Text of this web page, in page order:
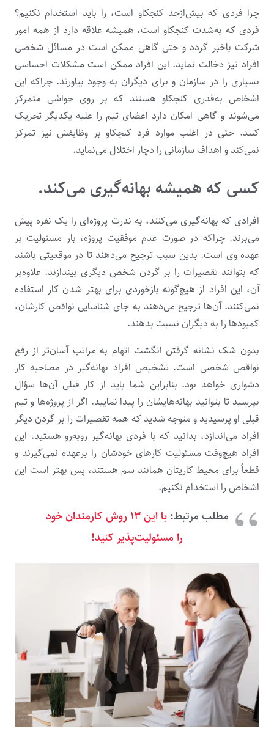
چرا فردی که بیش‌ازحد کنجکاو است، را باید استخدام نکنیم؟
فردی که به‌شدت کنجکاو است، همیشه علاقه دارد از همه امور
شرکت باخبر گردد و حتی گاهی ممکن است در مسائل شخصی
افراد نیز دخالت نماید. این افراد ممکن است مشکلات احساسی
بسیاری را در سازمان و برای دیگران به وجود بیاورند. چراکه این
اشخاص به‌قدری کنجکاو هستند که بر روی حواشی متمرکز
می‌شوند و گاهی امکان دارد اعضای تیم را علیه یکدیگر تحریک
کنند. حتی در اغلب موارد فرد کنجکاو بر وظایفش نیز تمرکز
نمی‌کند و اهداف سازمانی را دچار اختلال می‌نماید.
کسی که همیشه بهانه‌گیری می‌کند.
افرادی که بهانه‌گیری می‌کنند، به ندرت پروژه‌ای را یک نفره پیش
می‌برند. چراکه در صورت عدم موفقیت پروژه، بار مسئولیت بر
عهده وی است. بدین سبب ترجیح می‌دهند تا در موقعیتی باشند
که بتوانند تقصیرات را بر گردن شخص دیگری بیندازند. علاوه‌بر
آن، این افراد از هیچ‌گونه بازخوردی برای بهتر شدن کار استفاده
نمی‌کنند. آن‌ها ترجیح می‌دهند به جای شناسایی نواقص کارشان،
کمبودها را به دیگران نسبت بدهند.
بدون شک نشانه گرفتن انگشت اتهام به مراتب آسان‌تر از رفع
نواقص شخصی است. تشخیص افراد بهانه‌گیر در مصاحبه کار
دشواری خواهد بود. بنابراین شما باید از کار قبلی آن‌ها سؤال
بپرسید تا بتوانید بهانه‌هایشان را پیدا نمایید. اگر از پروژه‌ها و تیم
قبلی او پرسیدید و متوجه شدید که همه تقصیرات را بر گردن دیگر
افراد می‌اندازد، بدانید که با فردی بهانه‌گیر روبه‌رو هستید. این
افراد هیچ‌وقت مسئولیت کارهای خودشان را برعهده نمی‌گیرند و
قطعاً برای محیط کاریتان همانند سم هستند، پس بهتر است این
اشخاص را استخدام نکنیم.
مطلب مرتبط:
با این ۱۳ روش کارمندان خود
را مسئولیت‌پذیر کنید!